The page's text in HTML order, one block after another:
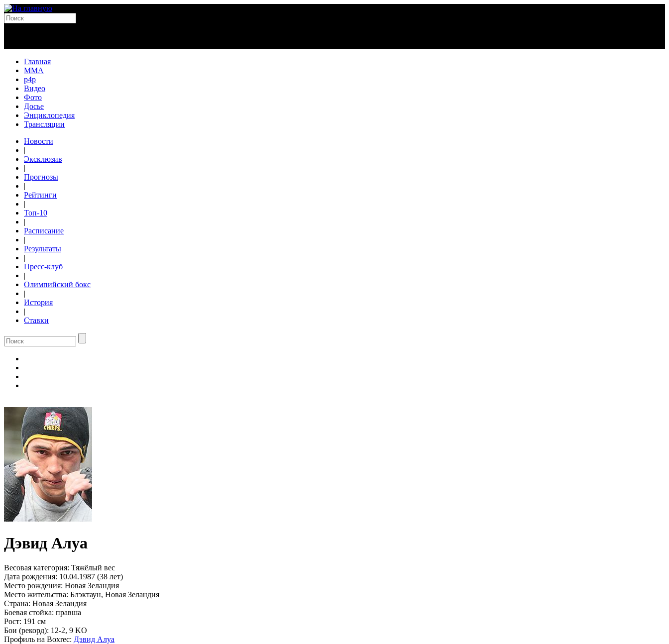
Главная
MMA
p4p
Видео
Фото
Досье
Энциклопедия
Трансляции
Новости
|
Эксклюзив
|
Прогнозы
|
Рейтинги
|
Топ-10
|
Расписание
|
Результаты
|
Пресс-клуб
|
Олимпийский бокс
|
История
|
Ставки
Дэвид Алуа
Весовая категория: Тяжёлый вес
Дата рождения: 10.04.1987 (38 лет)
Место рождения: Новая Зеландия
Место жительства: Блэктаун, Новая Зеландия
Страна: Новая Зеландия
Боевая стойка: правша
Рост: 191 см
Бои (рекорд): 12-2, 9 KO
Профиль на Boxrec: Дэвид Алуа